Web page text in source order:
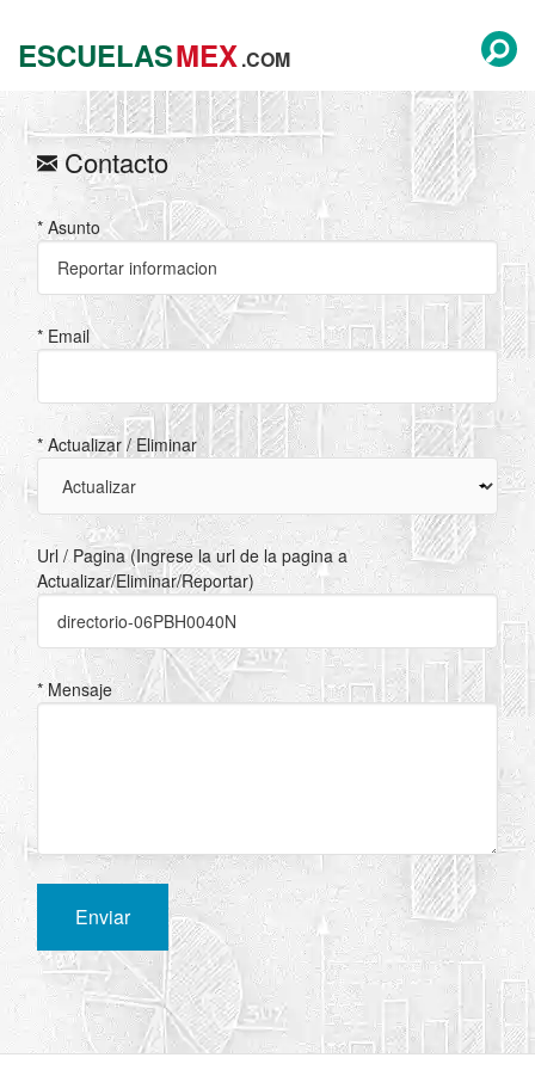
ESCUELASMEX.COM
Contacto
* Asunto
* Email
* Actualizar / Eliminar
Url / Pagina (Ingrese la url de la pagina a
Actualizar/Eliminar/Reportar)
* Mensaje
Enviar